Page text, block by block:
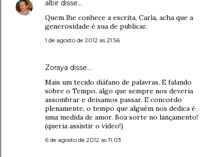
albir disse…
Quem lhe conhece a escrita, Carla, acha que a
generosidade é sua de publicar.
1 de agosto de 2012 às 21:56
Zoraya disse…
Mais um tecido diáfano de palavras. E falando
sobre o Tempo, algo que sempre nos deveria
assombrar e deixamos passar. E concordo
plenamente, o tempo que alguém nos dedica é
uma medida de amor. Boa sorte no lançamento!
(queria assistir o vídeo!)
6 de agosto de 2012 às 11:03